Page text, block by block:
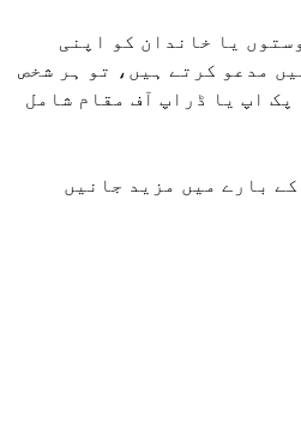
یا خاندان کو اپنی
مدعو کرتے ہیں، تو ہر شخص
پک اپ یا ڈراپ آف مقام شامل
بارے میں مزید جانیں